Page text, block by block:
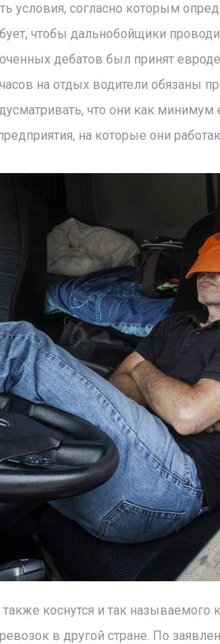
условия, согласно которым
чтобы дальнобойщики
дебатов был принят
на отдых водители обязаны
что они как минимум
на которые они
коснутся и так называемого
в другой стране. По